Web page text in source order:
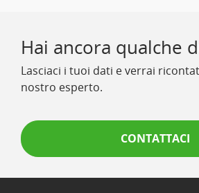
Hai ancora qualche
Lasciaci i tuoi dati e verrai
nostro esperto.
CONTATTACI